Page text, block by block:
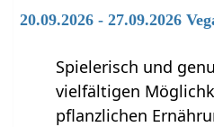
20.09.2026 - 27.09.2026
Spielerisch und
vielfältigen
pflanzlichen